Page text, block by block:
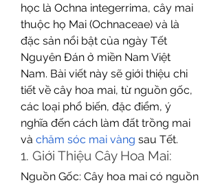
học là Ochna integerrima, cây mai
thuộc họ Mai (Ochnaceae) và là
đặc sản nổi bật của ngày Tết
Nguyên Đán ở miền Nam Việt
Nam. Bài viết này sẽ giới thiệu chi
tiết về cây hoa mai, từ nguồn gốc,
các loại phổ biến, đặc điểm, ý
nghĩa đến cách làm đất trồng mai
và chăm sóc mai vàng sau Tết.
1. Giới Thiệu Cây Hoa Mai:
Nguồn Gốc: Cây hoa mai có nguồn